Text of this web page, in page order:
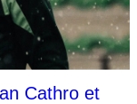
Cathro et